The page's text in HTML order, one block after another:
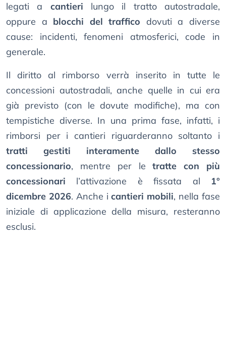
legati a cantieri lungo il tratto autostradale,
oppure a blocchi del traffico dovuti a diverse
cause: incidenti, fenomeni atmosferici, code in
generale.
Il diritto al rimborso verrà inserito in tutte le
concessioni autostradali, anche quelle in cui era
già previsto (con le dovute modifiche), ma con
tempistiche diverse. In una prima fase, infatti, i
rimborsi per i cantieri riguarderanno soltanto i
tratti gestiti interamente dallo stesso
concessionario, mentre per letratte con più
concessionari l’attivazione è fissata al 1°
dicembre 2026. Anche icantieri mobili, nella fase
iniziale di applicazione della misura, resteranno
esclusi.